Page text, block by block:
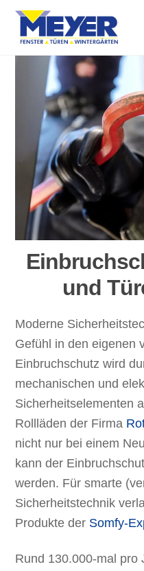
Skip
und
Moderne
Gefühl in den eigenen
Einbruchschutz wird
mechanischen und
Sicherheitselementen
Rollläden der Firma
nicht nur bei einem
kann der
werden. Für smarte
Sicherheitstechnik
Produkte der Somfy-
Rund 130.000-mal pro